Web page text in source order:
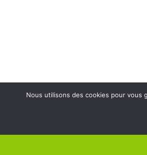
Nous utilisons des cookies pour vous